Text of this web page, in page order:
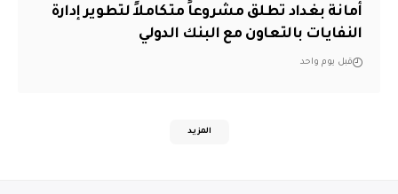
أمانة بغداد تطلق مشروعاً متكاملاً لتطوير إدارة
النفايات بالتعاون مع البنك الدولي
قبل يوم واحد
المزيد